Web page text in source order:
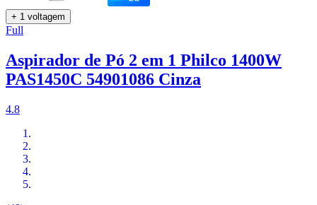
+ 1 voltagem
Full
Aspirador de Pó 2 em 1 Philco 1400W
PAS1450C 54901086 Cinza
4.8